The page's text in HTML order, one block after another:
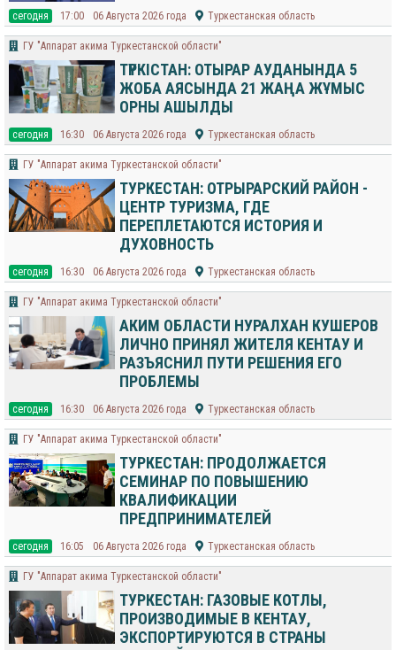
cегодня 17:00 06 Августа 2026 года Туркестанская область
ГУ "Аппарат акима Туркестанской области"
ТҮРКІСТАН: ОТЫРАР АУДАНЫНДА 5
ЖОБА АЯСЫНДА 21 ЖАҢА ЖҰМЫС
ОРНЫ АШЫЛДЫ
cегодня 16:30 06 Августа 2026 года Туркестанская область
ГУ "Аппарат акима Туркестанской области"
ТУРКЕСТАН: ОТРЫРАРСКИЙ РАЙОН -
ЦЕНТР ТУРИЗМА, ГДЕ
ПЕРЕПЛЕТАЮТСЯ ИСТОРИЯ И
ДУХОВНОСТЬ
cегодня 16:30 06 Августа 2026 года Туркестанская область
ГУ "Аппарат акима Туркестанской области"
АКИМ ОБЛАСТИ НУРАЛХАН КУШЕРОВ
ЛИЧНО ПРИНЯЛ ЖИТЕЛЯ КЕНТАУ И
РАЗЪЯСНИЛ ПУТИ РЕШЕНИЯ ЕГО
ПРОБЛЕМЫ
cегодня 16:30 06 Августа 2026 года Туркестанская область
ГУ "Аппарат акима Туркестанской области"
ТУРКЕСТАН: ПРОДОЛЖАЕТСЯ
СЕМИНАР ПО ПОВЫШЕНИЮ
КВАЛИФИКАЦИИ
ПРЕДПРИНИМАТЕЛЕЙ
cегодня 16:05 06 Августа 2026 года Туркестанская область
ГУ "Аппарат акима Туркестанской области"
ТУРКЕСТАН: ГАЗОВЫЕ КОТЛЫ,
ПРОИЗВОДИМЫЕ В КЕНТАУ,
ЭКСПОРТИРУЮТСЯ В СТРАНЫ